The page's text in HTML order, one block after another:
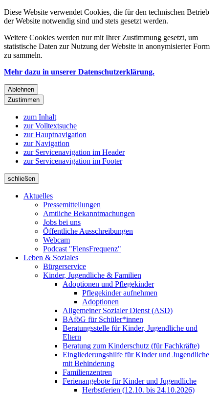
Diese Website verwendet Cookies, die für den technischen Betrieb
der Website notwendig sind und stets gesetzt werden.
Weitere Cookies werden nur mit Ihrer Zustimmung gesetzt, um
statistische Daten zur Nutzung der Website in anonymisierter Form
zu sammeln.
Mehr dazu in unserer Datenschutzerklärung.
Ablehnen
Zustimmen
zum Inhalt
zur Volltextsuche
zur Hauptnavigation
zur Navigation
zur Servicenavigation im Header
zur Servicenavigation im Footer
schließen
Aktuelles
Pressemitteilungen
Amtliche Bekanntmachungen
Jobs bei uns
Öffentliche Ausschreibungen
Webcam
Podcast "FlensFrequenz"
Leben & Soziales
Bürgerservice
Kinder, Jugendliche & Familien
Adoptionen und Pflegekinder
Pflegekinder aufnehmen
Adoptionen
Allgemeiner Sozialer Dienst (ASD)
BAföG für Schüler*innen
Beratungsstelle für Kinder, Jugendliche und
Eltern
Beratung zum Kinderschutz (für Fachkräfte)
Eingliederungshilfe für Kinder und Jugendliche
mit Behinderung
Familienzentren
Ferienangebote für Kinder und Jugendliche
Herbstferien (12.10. bis 24.10.2026)